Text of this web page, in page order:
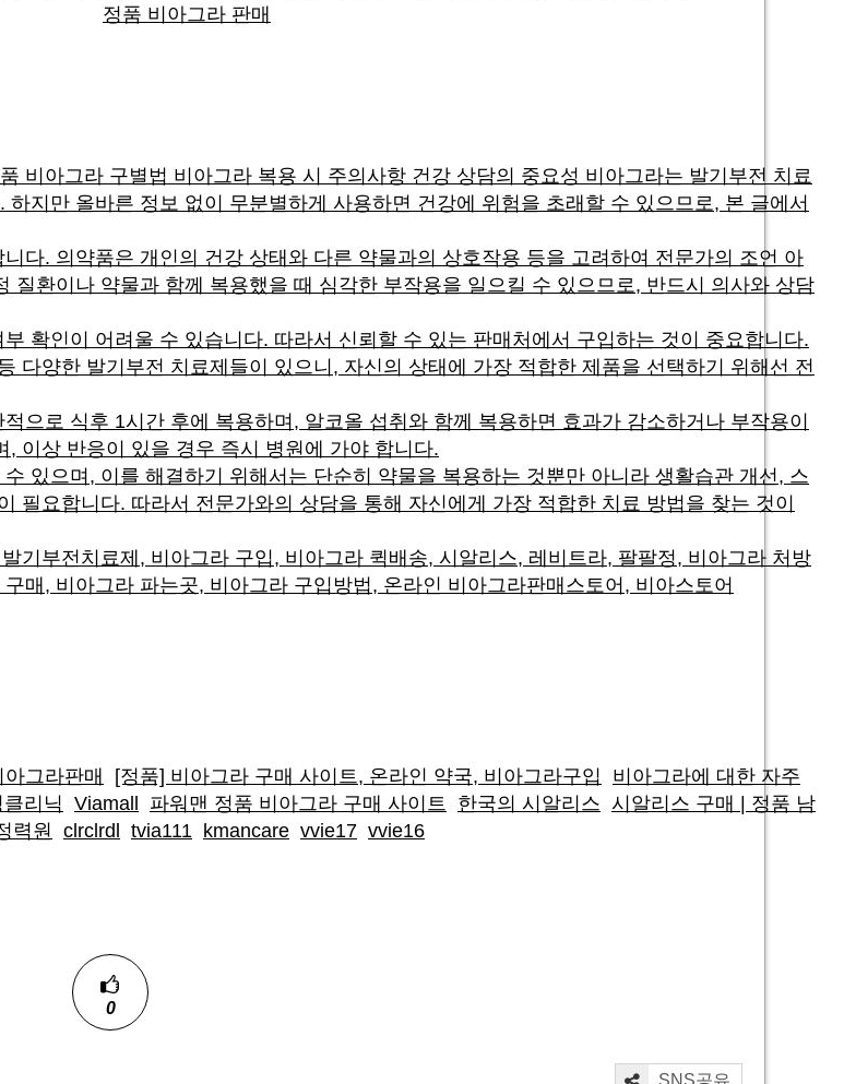
정품 비아그라 판매
비아그라 구별법 비아그라 복용 시 주의사항 건강 상담의 중요성 비아그라는 발기부전 치료
지만 올바른 정보 없이 무분별하게 사용하면 건강에 위험을 초래할 수 있으므로, 본 글에서
다. 의약품은 개인의 건강 상태와 다른 약물과의 상호작용 등을 고려하여 전문가의 조언 아
질환이나 약물과 함께 복용했을 때 심각한 부작용을 일으킬 수 있으므로, 반드시 의사와 상담
확인이 어려울 수 있습니다. 따라서 신뢰할 수 있는 판매처에서 구입하는 것이 중요합니다.
다양한 발기부전 치료제들이 있으니, 자신의 상태에 가장 적합한 제품을 선택하기 위해선 전
으로 식후 1시간 후에 복용하며, 알코올 섭취와 함께 복용하면 효과가 감소하거나 부작용이
이상 반응이 있을 경우 즉시 병원에 가야 합니다.
있으며, 이를 해결하기 위해서는 단순히 약물을 복용하는 것뿐만 아니라 생활습관 개선, 스
필요합니다. 따라서 전문가와의 상담을 통해 자신에게 가장 적합한 치료 방법을 찾는 것이
기부전치료제, 비아그라 구입, 비아그라 퀵배송, 시알리스, 레비트라, 팔팔정, 비아그라 처방
매, 비아그라 파는곳, 비아그라 구입방법, 온라인 비아그라판매스토어, 비아스토어
그라판매 [정품] 비아그라 구매 사이트, 온라인 약국, 비아그라구입
비아그라에 대한 자주
리닉 Viamall 파워맨 정품 비아그라 구매 사이트 한국의 시알리스 시알리스 구매 | 정품 남
력원 clrclrdl tvia111 kmancare vvie17 vvie16
0
SNS공유